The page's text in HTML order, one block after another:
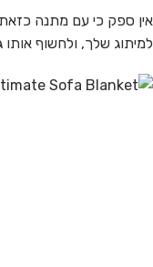
אין ספק כי עם מתנה
למיתוג שלך, ולחשוף